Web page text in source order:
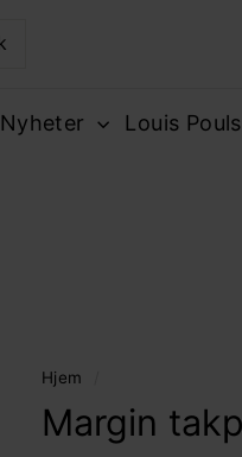
Nyheter Louis
Hjem
Margin